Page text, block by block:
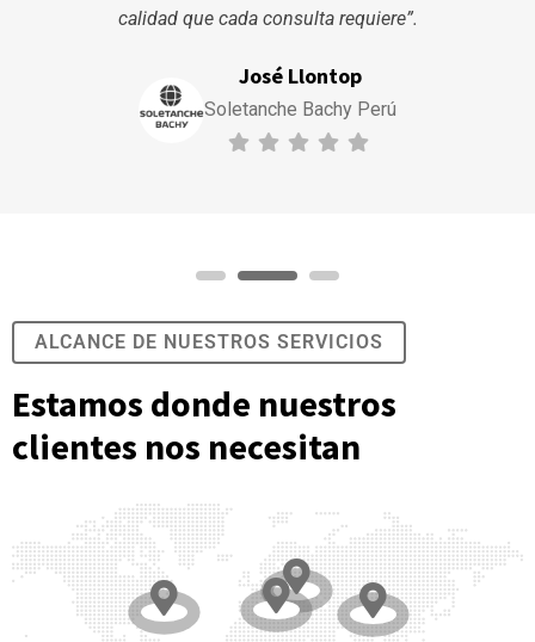
calidad que cada consulta requiere”.
José Llontop
Soletanche Bachy Perú
ALCANCE DE NUESTROS SERVICIOS
Estamos donde nuestros
clientes nos necesitan